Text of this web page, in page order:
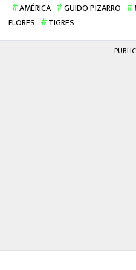
AMÉRICA GUIDO PIZARRO
FLORES
TIGRES